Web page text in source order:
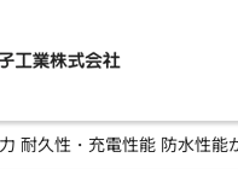
耐久性・充電性能 防水性